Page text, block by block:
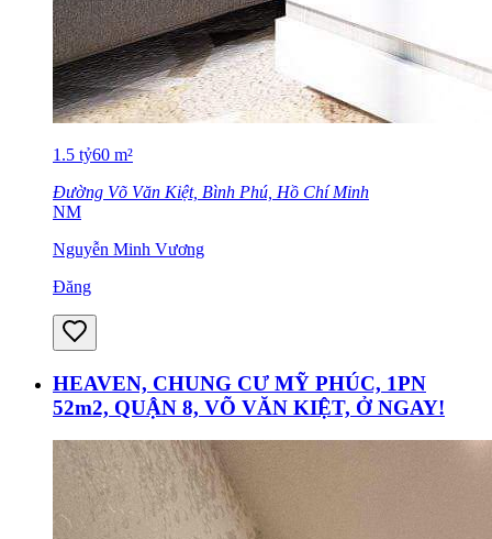
1.5 tỷ60 m²
Đường Võ Văn Kiệt, Bình Phú, Hồ Chí Minh
NM
Nguyễn Minh Vương
Đăng
HEAVEN, CHUNG CƯ MỸ PHÚC, 1PN
52m2, QUẬN 8, VÕ VĂN KIỆT, Ở NGAY!